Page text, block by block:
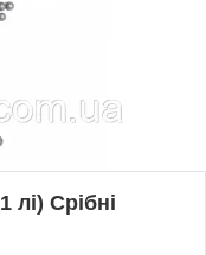
лі) Срібні